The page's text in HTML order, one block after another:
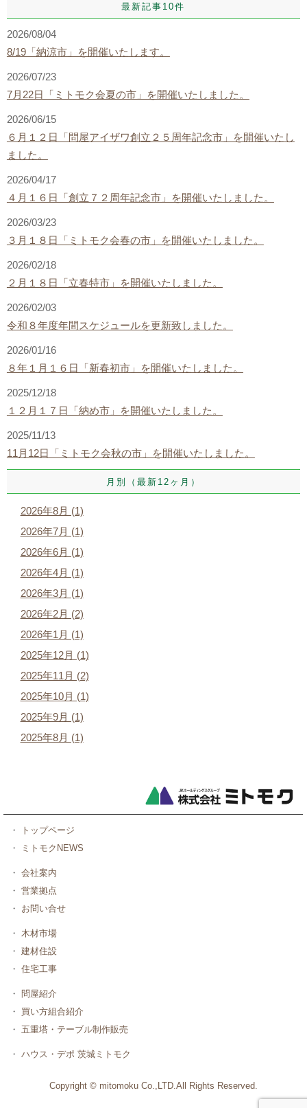
最新記事10件
2026/08/04
8/19「納涼市」を開催いたします。
2026/07/23
7月22日「ミトモク会夏の市」を開催いたしました。
2026/06/15
６月１２日「問屋アイザワ創立２５周年記念市」を開催いたし
ました。
2026/04/17
４月１６日「創立７２周年記念市」を開催いたしました。
2026/03/23
３月１８日「ミトモク会春の市」を開催いたしました。
2026/02/18
２月１８日「立春特市」を開催いたしました。
2026/02/03
令和８年度年間スケジュールを更新致しました。
2026/01/16
８年１月１６日「新春初市」を開催いたしました。
2025/12/18
１２月１７日「納め市」を開催いたしました。
2025/11/13
11月12日「ミトモク会秋の市」を開催いたしました。
月別（最新12ヶ月）
2026年8月 (1)
2026年7月 (1)
2026年6月 (1)
2026年4月 (1)
2026年3月 (1)
2026年2月 (2)
2026年1月 (1)
2025年12月 (1)
2025年11月 (2)
2025年10月 (1)
2025年9月 (1)
2025年8月 (1)
・
トップページ
・
ミトモクNEWS
・ 会社案内
・ 営業拠点
・
お問い合せ
・
木材市場
・ 建材住設
・ 住宅工事
・ 問屋紹介
・
買い方組合紹介
・ 五重塔・テーブル制作販売
・ ハウス・デポ 茨城ミトモク
Copyright © mitomoku Co.,LTD.All Rights Reserved.